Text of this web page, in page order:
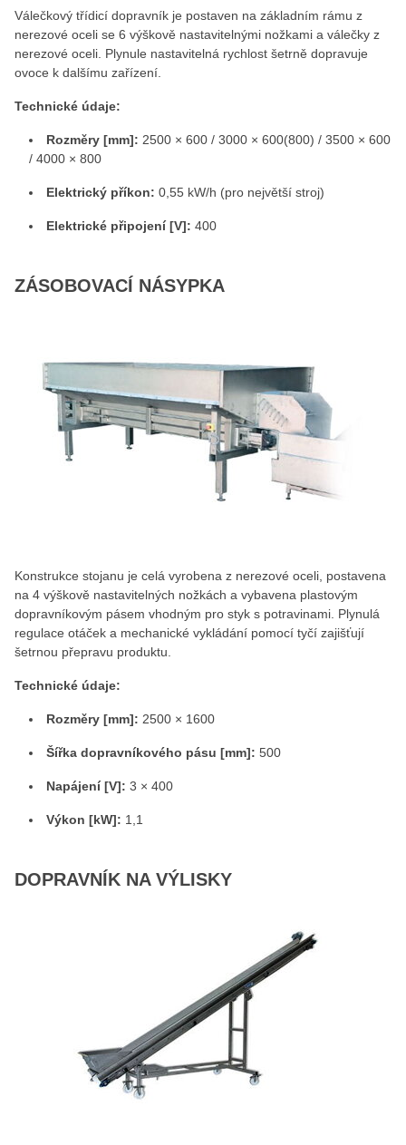
Válečkový třídicí dopravník je postaven na základním rámu z
nerezové oceli se 6 výškově nastavitelnými nožkami a válečky z
nerezové oceli. Plynule nastavitelná rychlost šetrně dopravuje
ovoce k dalšímu zařízení.
Technické údaje:
Rozměry [mm]: 2500 × 600 / 3000 × 600(800) / 3500 × 600
/ 4000 × 800
Elektrický příkon: 0,55 kW/h (pro největší stroj)
Elektrické připojení [V]: 400
ZÁSOBOVACÍ NÁSYPKA
Konstrukce stojanu je celá vyrobena z nerezové oceli, postavena
na 4 výškově nastavitelných nožkách a vybavena plastovým
dopravníkovým pásem vhodným pro styk s potravinami. Plynulá
regulace otáček a mechanické vykládání pomocí tyčí zajišťují
šetrnou přepravu produktu.
Technické údaje:
Rozměry [mm]: 2500 × 1600
Šířka dopravníkového pásu [mm]: 500
Napájení [V]: 3 × 400
Výkon [kW]: 1,1
DOPRAVNÍK NA VÝLISKY